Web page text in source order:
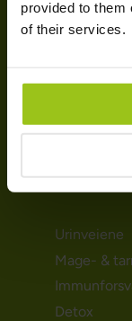
provided to them
of their services.
Kjøpsvilkår
Om
Urinveiene
Mage- &
Detox